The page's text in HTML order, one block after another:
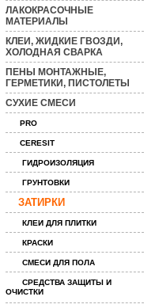
ЛАКОКРАСОЧНЫЕ
МАТЕРИАЛЫ
КЛЕИ, ЖИДКИЕ ГВОЗДИ,
ХОЛОДНАЯ СВАРКА
ПЕНЫ МОНТАЖНЫЕ,
ГЕРМЕТИКИ, ПИСТОЛЕТЫ
СУХИЕ СМЕСИ
PRO
CERESIT
ГИДРОИЗОЛЯЦИЯ
ГРУНТОВКИ
ЗАТИРКИ
КЛЕИ ДЛЯ ПЛИТКИ
КРАСКИ
СМЕСИ ДЛЯ ПОЛА
СРЕДСТВА ЗАЩИТЫ И
ОЧИСТКИ